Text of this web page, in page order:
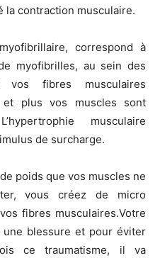
la contraction musculaire.
correspond à
myofibrilles, au sein des
vos fibres musculaires
et plus vos muscles sont
musculaire
de surcharge.
poids que vos muscles ne
vous créez de micro
fibres musculaires.Votre
blessure et pour éviter
ce traumatisme, il va